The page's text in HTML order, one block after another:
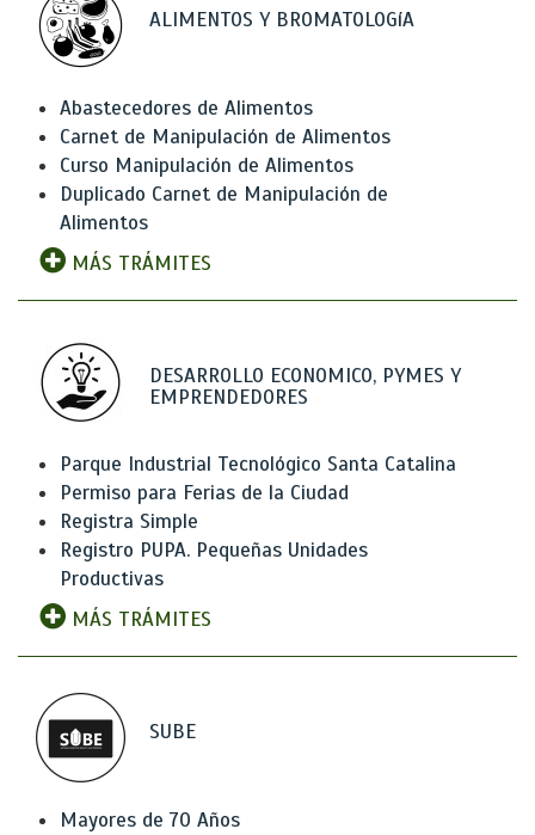
ALIMENTOS Y BROMATOLOGíA
Abastecedores de Alimentos
Carnet de Manipulación de Alimentos
Curso Manipulación de Alimentos
Duplicado Carnet de Manipulación de
Alimentos
MÁS TRÁMITES
DESARROLLO ECONOMICO, PYMES Y
EMPRENDEDORES
Parque Industrial Tecnológico Santa Catalina
Permiso para Ferias de la Ciudad
Registra Simple
Registro PUPA. Pequeñas Unidades
Productivas
MÁS TRÁMITES
SUBE
Mayores de 70 Años